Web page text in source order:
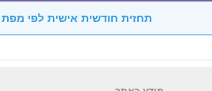
תחזית חודשית אישית לפי מפת